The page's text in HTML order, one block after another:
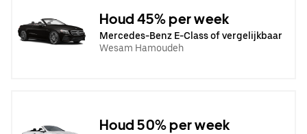
Houd 45% per week
Mercedes-Benz E-Class of vergelijkbaar
Wesam Hamoudeh
Houd 50% per week